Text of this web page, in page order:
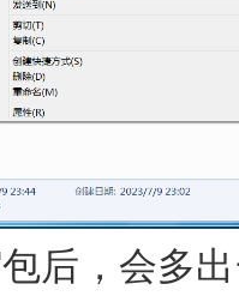
，会多出